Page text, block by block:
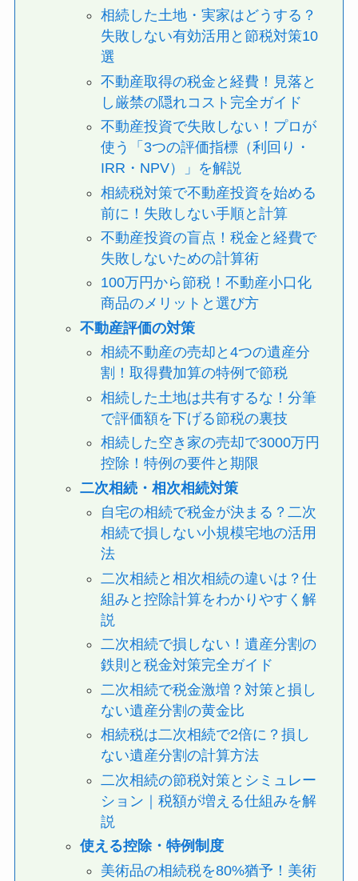
相続した土地・実家はどうする？
失敗しない有効活用と節税対策10
選
不動産取得の税金と経費！見落と
し厳禁の隠れコスト完全ガイド
不動産投資で失敗しない！プロが
使う「3つの評価指標（利回り・
IRR・NPV）」を解説
相続税対策で不動産投資を始める
前に！失敗しない手順と計算
不動産投資の盲点！税金と経費で
失敗しないための計算術
100万円から節税！不動産小口化
商品のメリットと選び方
不動産評価の対策
相続不動産の売却と4つの遺産分
割！取得費加算の特例で節税
相続した土地は共有するな！分筆
で評価額を下げる節税の裏技
相続した空き家の売却で3000万円
控除！特例の要件と期限
二次相続・相次相続対策
自宅の相続で税金が決まる？二次
相続で損しない小規模宅地の活用
法
二次相続と相次相続の違いは？仕
組みと控除計算をわかりやすく解
説
二次相続で損しない！遺産分割の
鉄則と税金対策完全ガイド
二次相続で税金激増？対策と損し
ない遺産分割の黄金比
相続税は二次相続で2倍に？損し
ない遺産分割の計算方法
二次相続の節税対策とシミュレー
ション｜税額が増える仕組みを解
説
使える控除・特例制度
美術品の相続税を80%猶予！美術